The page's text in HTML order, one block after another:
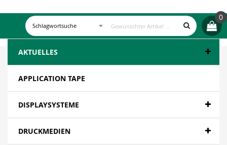
0
AKTUELLES
APPLICATION TAPE
DISPLAYSYSTEME
DRUCKMEDIEN